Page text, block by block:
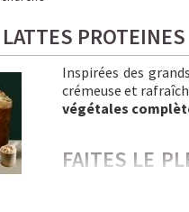
PROTEINES
Inspirées des
crémeuse et
végétales
FAITES LE